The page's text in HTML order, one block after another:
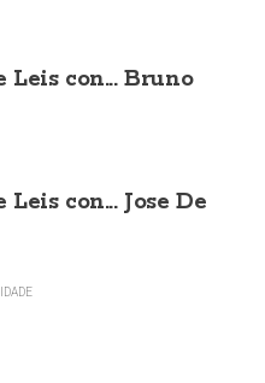
con... Bruno
con... Jose De